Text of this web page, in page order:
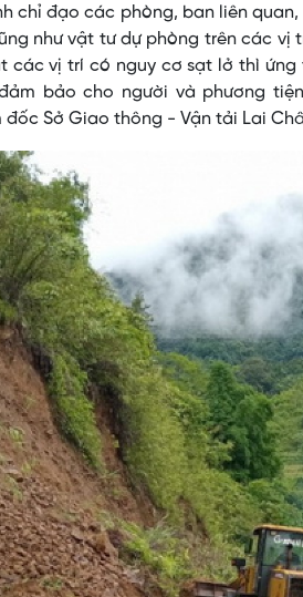
chỉ đạo các phòng, ban liên
như vật tư dự phòng trên các
các vị trí có nguy cơ sạt lở thì
bảo cho người và phương
đốc Sở Giao thông - Vận tải Lai